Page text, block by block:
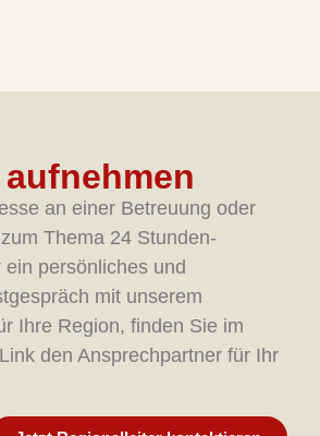
an einer Betreuung oder
Thema 24 Stunden-
persönliches und
mit unserem
Ihre Region, finden Sie im
den Ansprechpartner für Ihr